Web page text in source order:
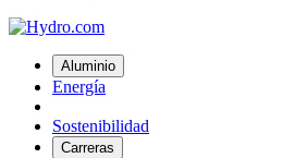
Aluminio
Energía
Sostenibilidad
Carreras